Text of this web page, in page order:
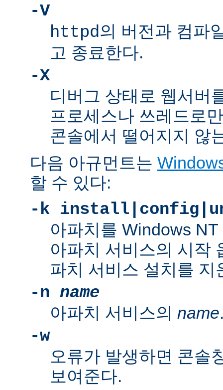
-V
httpd의 버전과 컴파
고 종료한다.
-X
디버그 상태로 웹서버
프로세스나 쓰레드로
콘솔에서 떨어지지 않
다음 아규먼트는
할 수 있다:
-k
아파치를 Windows
아파치 서비스의 시작
파치 서비스 설치를 지
-n name
아파치 서비스의 name
-w
오류가 발생하면 콘솔
보여준다.